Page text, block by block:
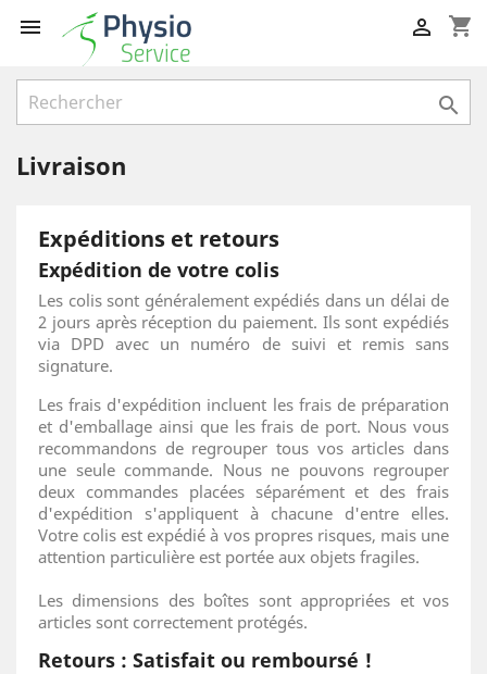
 shopping_cart


Livraison
Expéditions et retours
Expédition de votre colis
Les colis sont généralement expédiés dans un délai de
2 jours après réception du paiement. Ils sont expédiés
via DPD avec un numéro de suivi et remis sans
signature.
Les frais d'expédition incluent les frais de préparation
et d'emballage ainsi que les frais de port. Nous vous
recommandons de regrouper tous vos articles dans
une seule commande. Nous ne pouvons regrouper
deux commandes placées séparément et des frais
d'expédition s'appliquent à chacune d'entre elles.
Votre colis est expédié à vos propres risques, mais une
attention particulière est portée aux objets fragiles.
Les dimensions des boîtes sont appropriées et vos
articles sont correctement protégés.
Retours : Satisfait ou remboursé !